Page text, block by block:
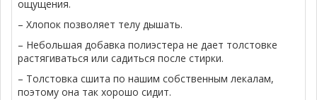
ощущения.
– Хлопок позволяет телу дышать.
– Небольшая добавка полиэстера не дает толстовке
растягиваться или садиться после стирки.
– Толстовка сшита по нашим собственным лекалам,
поэтому она так хорошо сидит.